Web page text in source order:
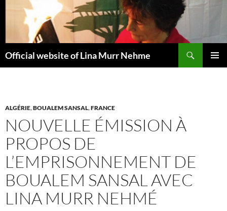
contenu
Official website of Lina Murr Nehme
ALGÉRIE,BOUALEM SANSAL,FRANCE
NOUVELLE ÉMISSION À
PROPOS DE
L’EMPRISONNEMENT DE
BOUALEM SANSAL AVEC
LINA MURR NEHMÉ